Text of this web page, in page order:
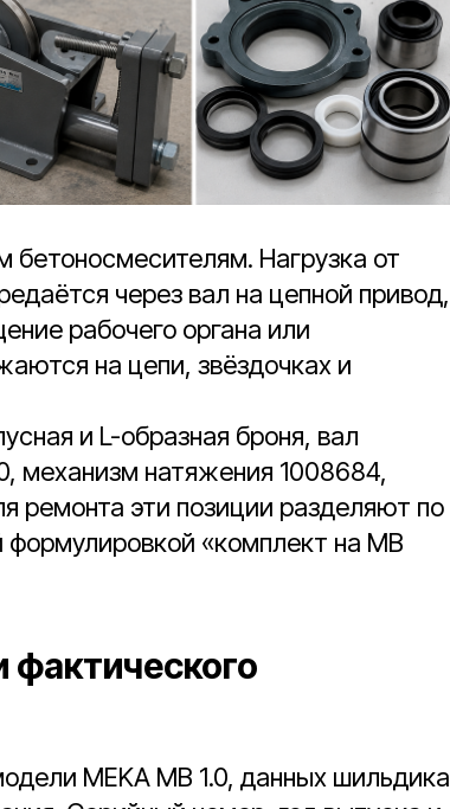
бетоносмесителям. Нагрузка от
через вал на цепной привод,
рабочего органа или
на цепи, звёздочках и
и L-образная броня, вал
механизм натяжения 1008684,
ремонта эти позиции разделяют по
«комплект на MB
MEKA MB 1.0, данных шильдика